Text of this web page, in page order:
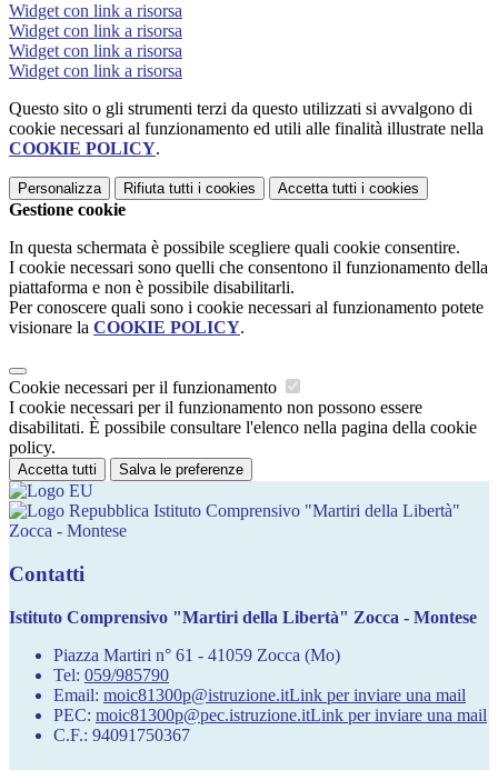
Widget con link a risorsa
Widget con link a risorsa
Widget con link a risorsa
Widget con link a risorsa
Questo sito o gli strumenti terzi da questo utilizzati si avvalgono di
cookie necessari al funzionamento ed utili alle finalità illustrate nella
COOKIE POLICY.
Personalizza Rifiuta tutti i cookies Accetta tutti i cookies
Gestione cookie
In questa schermata è possibile scegliere quali cookie consentire.
I cookie necessari sono quelli che consentono il funzionamento della
piattaforma e non è possibile disabilitarli.
Per conoscere quali sono i cookie necessari al funzionamento potete
visionare la COOKIE POLICY.
Cookie necessari per il funzionamento
I cookie necessari per il funzionamento non possono essere
disabilitati. È possibile consultare l'elenco nella pagina della cookie
policy.
Accetta tutti Salva le preferenze
Istituto Comprensivo "Martiri della Libertà"
Zocca - Montese
Contatti
Istituto Comprensivo "Martiri della Libertà" Zocca - Montese
Piazza Martiri n° 61 - 41059 Zocca (Mo)
Tel: 059/985790
Email: moic81300p@istruzione.itLink per inviare una mail
PEC: moic81300p@pec.istruzione.itLink per inviare una mail
C.F.: 94091750367